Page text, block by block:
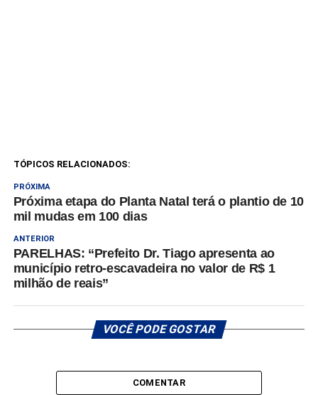
TÓPICOS RELACIONADOS:
PRÓXIMA
Próxima etapa do Planta Natal terá o plantio de 10
mil mudas em 100 dias
ANTERIOR
PARELHAS: “Prefeito Dr. Tiago apresenta ao
município retro-escavadeira no valor de R$ 1
milhão de reais”
VOCÊ PODE GOSTAR
COMENTAR